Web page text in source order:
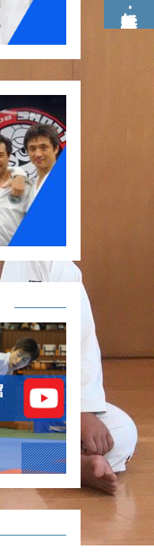
無料体験･見学